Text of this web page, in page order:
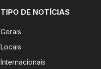
TIPO DE NOTÍCIAS
Gerais
Locais
Internacionais